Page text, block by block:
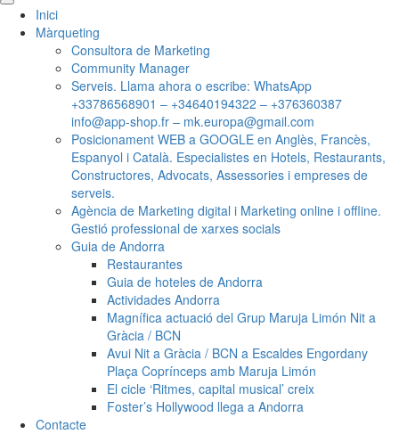
Menú
principal
Inici
Màrqueting
Consultora de Marketing
Community Manager
Serveis. Llama ahora o escribe: WhatsApp
+33786568901 – +34640194322 – +376360387
info@app-shop.fr – mk.europa@gmail.com
Posicionament WEB a GOOGLE en Anglès, Francès,
Espanyol i Català. Especialistes en Hotels, Restaurants,
Constructores, Advocats, Assessories i empreses de
serveis.
Agència de Marketing digital i Marketing online i offline.
Gestió professional de xarxes socials
Guia de Andorra
Restaurantes
Guia de hoteles de Andorra
Actividades Andorra
Magnífica actuació del Grup Maruja Limón Nit a
Gràcia / BCN
Avui Nit a Gràcia / BCN a Escaldes Engordany
Plaça Coprínceps amb Maruja Limón
El cicle ‘Ritmes, capital musical’ creix
Foster’s Hollywood llega a Andorra
Contacte